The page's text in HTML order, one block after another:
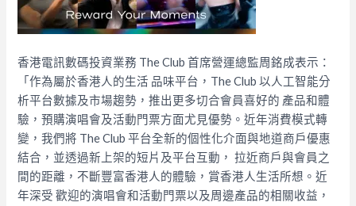
香港電訊數碼投資業務 The Club 首席營運總監周銘成表示：
「作為屬於香港人的生活 品味平台，The Club 以人工智能分
析平台數據及市場趨勢，推出更多切合會員喜好的 產品和體
驗，預購演唱會及活動門票方面尤見優勢。近年消費模式轉
變，我們將 The Club 平台全新的個性化介面與地道商戶優惠
結合，並透過新上架的短片及平台互動， 拉近商戶與會員之
間的距離，不斷豐富香港人的體驗，賞香港人生活所想。近
年深受 歡迎的演唱會和活動門票以及周邊產品的相關收益，